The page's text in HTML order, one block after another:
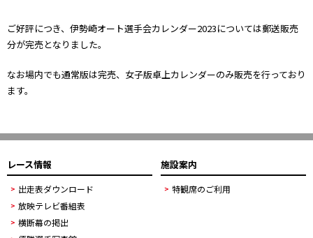
ご好評につき、伊勢崎オート選手会カレンダー2023については郵送販売
分が完売となりました。
なお場内でも通常版は完売、女子版卓上カレンダーのみ販売を行っており
ます。
レース情報
出走表ダウンロード
放映テレビ番組表
横断幕の掲出
施設案内
特観席のご利用